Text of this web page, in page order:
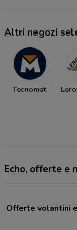
Altri negozi
Tecnomat
Echo, offerte e
Offerte volantini